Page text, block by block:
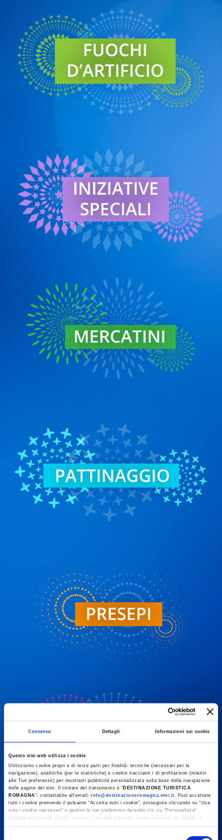
Consenso Dettagli Informazioni sui cookie
Questo sito web utilizza i cookie
Utilizziamo cookie propri e di terze parti per finalità: tecniche (necessari per la
navigazione), analitiche (per le statistiche) e cookie traccianti / di profilazione (relativi
alle Tue preferenze) per mostrarti pubblicità personalizzata sulla base della navigazione
delle pagine del sito. Il titolare del trattamento è “ DESTINAZIONE TURISTICA
ROMAGNA”, contattabile all'email:info@destinazioneromagna.emr.it. Puoi accettare
tutti i cookie premendo il pulsante “Accetta tutti i cookie”, proseguire cliccando su “Usa
solo i cookie necessari" o gestire le tue preferenze facendo clic su “Personalizza”.
Qualora acconsenti a tutti i cookie i Tuoi dati potranno essere trasferiti da Google in